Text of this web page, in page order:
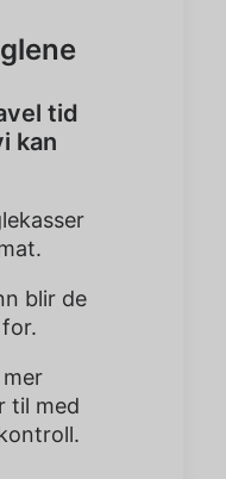
tid
kan
blir de
til med